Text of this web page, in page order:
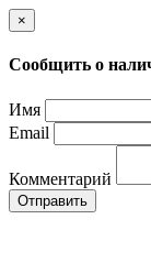
×
Сообщить о
Имя
Email
Комментарий
Отправить